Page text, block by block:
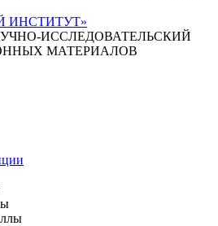
ИНСТИТУТ»
ИССЛЕДОВАТЕЛЬСКИЙ
МАТЕРИАЛОВ